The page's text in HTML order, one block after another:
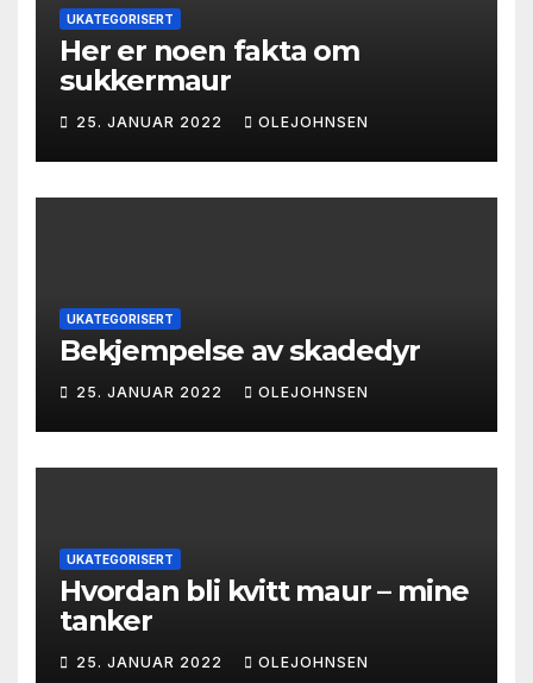
UKATEGORISERT
Her er noen fakta om
sukkermaur
25. JANUAR 2022 OLEJOHNSEN
UKATEGORISERT
Bekjempelse av skadedyr
25. JANUAR 2022 OLEJOHNSEN
UKATEGORISERT
Hvordan bli kvitt maur – mine
tanker
25. JANUAR 2022 OLEJOHNSEN